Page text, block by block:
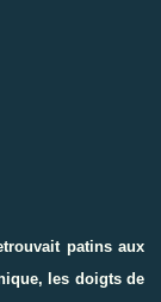
patins aux
les doigts de